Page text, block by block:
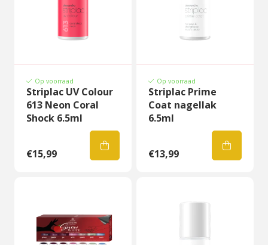
Op voorraad
Striplac UV Colour
613 Neon Coral
Shock 6.5ml
€15,99
Op voorraad
Striplac Prime
Coat nagellak
6.5ml
€13,99